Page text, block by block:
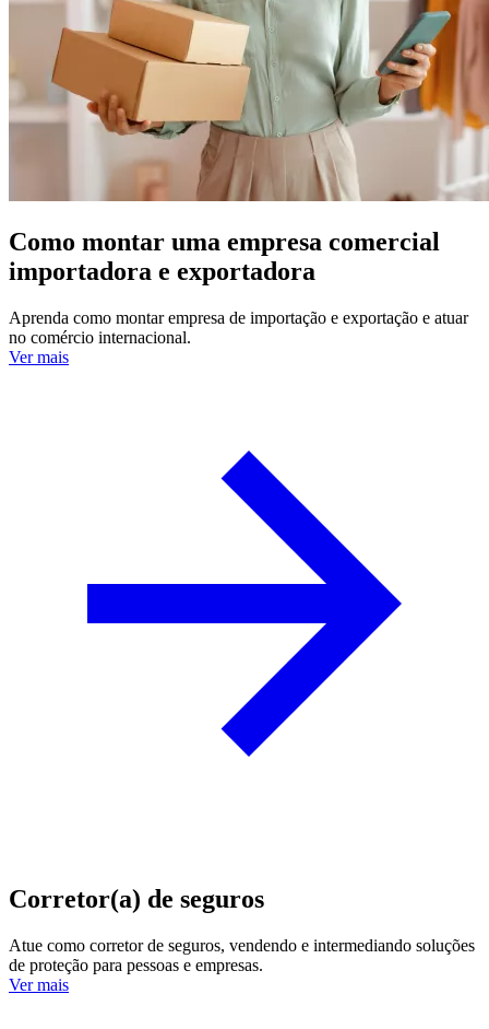
Como montar uma empresa comercial
importadora e exportadora
Aprenda como montar empresa de importação e exportação e atuar
no comércio internacional.
Ver mais
Corretor(a) de seguros
Atue como corretor de seguros, vendendo e intermediando soluções
de proteção para pessoas e empresas.
Ver mais